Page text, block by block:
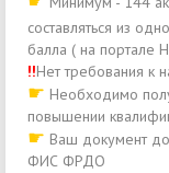
составляться из
балла ( на портале
!!Нет требования к
☛ Необходимо
повышении
☛ Ваш документ
ФИС ФРДО